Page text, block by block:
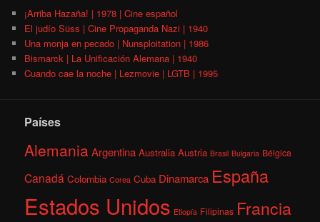
¡Arriba Hazaña! | 1978 | Cine español
El judío Süss | Cine Propaganda Nazi | 1940
Una monja en pecado | Nunsploitation | 1986
Bismarck | La Unificación Alemana | 1940
Cuando cae la noche | Lezmovie | LGTB | 1995
Países
AlemaniaArgentina Australia Austria Brasil Bulgaria Bélgica
Canadá Colombia Corea Cuba Dinamarca España
Estados Unidos Etiopía Filipinas Francia